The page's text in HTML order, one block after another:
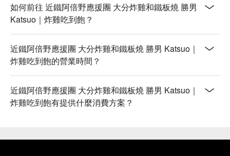
如何前往 近鐵阿倍野應援團 大分炸雞和鐵板燒 勝男
Katsuo｜炸雞吃到飽？
近鐵阿倍野應援團 大分炸雞和鐵板燒 勝男 Katsuo｜
炸雞吃到飽的營業時間？
近鐵阿倍野應援團 大分炸雞和鐵板燒 勝男 Katsuo｜
炸雞吃到飽有提供什麼消費方案？